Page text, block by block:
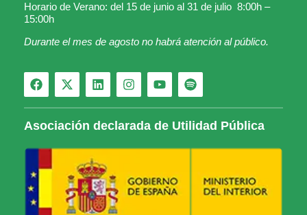
Horario de Verano: del 15 de junio al 31 de julio 8:00h –
15:00h
Durante el mes de agosto no habrá atención al público.
Asociación declarada de Utilidad Pública